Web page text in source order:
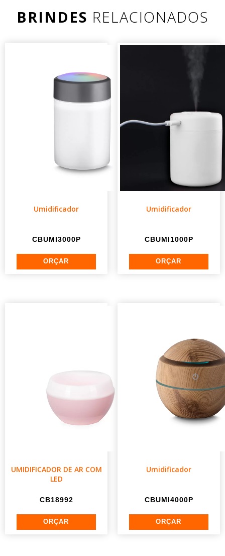
BRINDES RELACIONADOS
Umidificador
CBUMI3000P
Umidificador
CBUMI1000P
UMIDIFICADOR DE AR COM
LED
CB18992
Umidificador
CBUMI4000P